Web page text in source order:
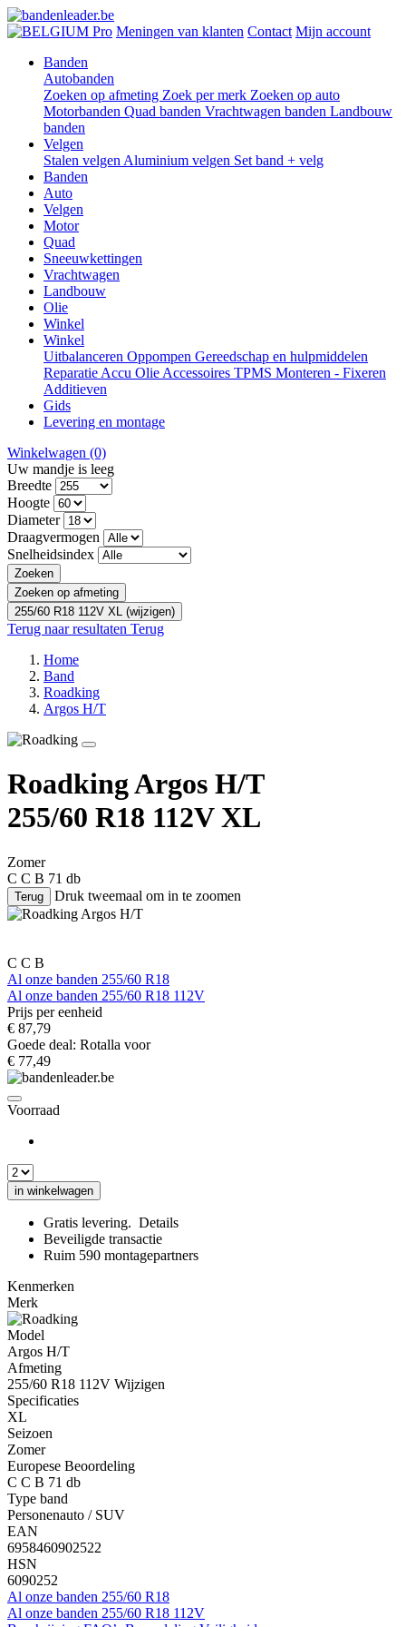
Pro Meningen van klanten Contact Mijn account
Banden
Autobanden
Zoeken op afmeting Zoek per merk Zoeken op auto
Motorbanden Quad banden Vrachtwagen banden Landbouw
banden
Velgen
Stalen velgen Aluminium velgen Set band + velg
Banden
Auto
Velgen
Motor
Quad
Sneeuwkettingen
Vrachtwagen
Landbouw
Olie
Winkel
Winkel
Uitbalanceren Oppompen Gereedschap en hulpmiddelen
Reparatie Accu Olie Accessoires TPMS Monteren - Fixeren
Additieven
Gids
Levering en montage
Winkelwagen (0)
Uw mandje is leeg
Breedte
Hoogte
Diameter
Draagvermogen
Snelheidsindex
Zoeken
Zoeken op afmeting
255/60 R18 112V XL (wijzigen)
Terug naar resultaten Terug
Home
Band
Roadking
Argos H/T
Roadking Argos H/T
255/60 R18 112VXL
Zomer
C C B 71 db
Terug Druk tweemaal om in te zoomen
C C B
Al onze banden 255/60 R18
Al onze banden 255/60 R18 112V
Prijs per eenheid
€ 87,79
Goede deal: Rotalla voor
€ 77,49
Voorraad
in winkelwagen
Gratis levering. Details
Beveiligde transactie
Ruim 590 montagepartners
Kenmerken
Merk
Model
Argos H/T
Afmeting
255/60 R18 112V Wijzigen
Specificaties
XL
Seizoen
Zomer
Europese Beoordeling
C C B 71 db
Type band
Personenauto / SUV
EAN
6958460902522
HSN
6090252
Al onze banden 255/60 R18
Al onze banden 255/60 R18 112V